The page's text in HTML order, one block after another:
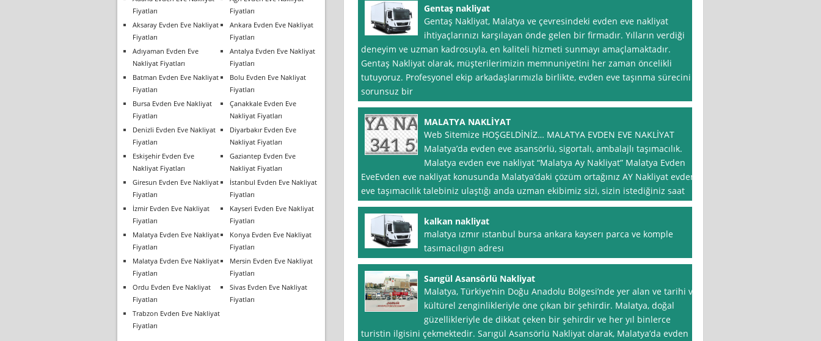
Gentaş nakliyat
Gentaş Nakliyat, Malatya ve çevresindeki evden eve nakliyat
ihtiyaçlarınızı karşılayan önde gelen bir firmadır. Yılların verdiği
deneyim ve uzman kadrosuyla, en kaliteli hizmeti sunmayı amaçlamaktadır.
Gentaş Nakliyat olarak, müşterilerimizin memnuniyetini her zaman öncelikli
tutuyoruz. Profesyonel ekip arkadaşlarımızla birlikte, evden eve taşınma sürecini
sorunsuz bir
MALATYA NAKLİYAT
Web Sitemize HOŞGELDİNİZ… MALATYA EVDEN EVE NAKLİYAT
Malatya’da evden eve asansörlü, sigortalı, ambalajlı taşımacılık.
Malatya evden eve nakliyat “Malatya Ay Nakliyat” Malatya Evden
EveEvden eve nakliyat konusunda Malatya’daki çözüm ortağınız AY Nakliyat evden
eve taşımacılık talebiniz ulaştığı anda uzman ekibimiz sizi, sizin istediğiniz saat
kalkan nakliyat
malatya ızmır ıstanbul bursa ankara kayserı parca ve komple
tasımacılıgın adresı
Sarıgül Asansörlü Nakliyat
Malatya, Türkiye’nin Doğu Anadolu Bölgesi’nde yer alan ve tarihi ve
kültürel zenginlikleriyle öne çıkan bir şehirdir. Malatya, doğal
güzellikleriyle de dikkat çeken bir şehirdir ve her yıl binlerce
turistin ilgisini çekmektedir. Sarıgül Asansörlü Nakliyat olarak, Malatya’da evden
Fiyatları
Fiyatları
Aksaray Evden Eve Nakliyat
Fiyatları
Ankara Evden Eve Nakliyat
Fiyatları
Adıyaman Evden Eve
Nakliyat Fiyatları
Antalya Evden Eve Nakliyat
Fiyatları
Batman Evden Eve Nakliyat
Fiyatları
Bolu Evden Eve Nakliyat
Fiyatları
Bursa Evden Eve Nakliyat
Fiyatları
Çanakkale Evden Eve
Nakliyat Fiyatları
Denizli Evden Eve Nakliyat
Fiyatları
Diyarbakır Evden Eve
Nakliyat Fiyatları
Eskişehir Evden Eve
Nakliyat Fiyatları
Gaziantep Evden Eve
Nakliyat Fiyatları
Giresun Evden Eve Nakliyat
Fiyatları
İstanbul Evden Eve Nakliyat
Fiyatları
İzmir Evden Eve Nakliyat
Fiyatları
Kayseri Evden Eve Nakliyat
Fiyatları
Malatya Evden Eve Nakliyat
Fiyatları
Konya Evden Eve Nakliyat
Fiyatları
Malatya Evden Eve Nakliyat
Fiyatları
Mersin Evden Eve Nakliyat
Fiyatları
Ordu Evden Eve Nakliyat
Fiyatları
Sivas Evden Eve Nakliyat
Fiyatları
Trabzon Evden Eve Nakliyat
Fiyatları